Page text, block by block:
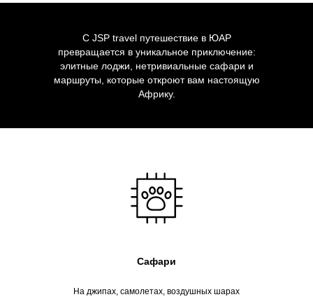
С JSP travel путешествие в ЮАР
превращается в уникальное приключение:
элитные лоджи, нетривиальные сафари и
маршруты, которые откроют вам настоящую
Африку.
Сафари
На джипах, самолетах, воздушных шарах